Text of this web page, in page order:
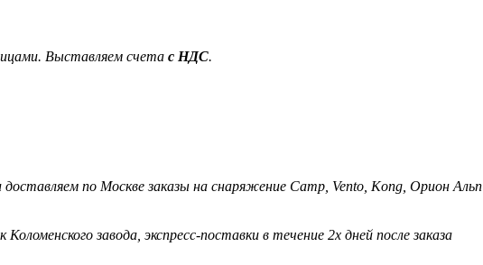
Выставляем счета с НДС.
доставляем по Москве заказы на снаряжение Camp, Vento, Kong, Орион Альп
Коломенского завода, экспресс-поставки в течение 2х дней после заказа